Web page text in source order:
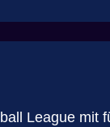
League mit